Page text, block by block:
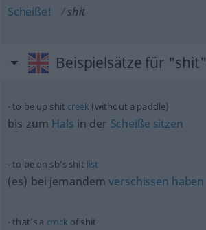
Scheiße! shit
Beispielsätze für "shit"
to be up shit creek(without a paddle)
bis zum Hals in der Scheiße sitzen
to be on sb’s shit list
(es) bei jemandemverschissen haben
that’s a crockof shit